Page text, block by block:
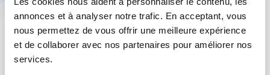
annonces et à analyser notre trafic. En acceptant, vous
nous permettez de vous offrir une meilleure expérience
et de collaborer avec nos partenaires pour améliorer nos
services.
les pièces de votre habitation ou de votre entreprise des
regards indiscrets ? Bonne nouvelle, avec les...
Lire la suite